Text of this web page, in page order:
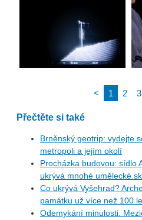
< 1 2 3
Přečtěte si také
Brněnský geotrip: vydejte
metropoli a jejím okolí
Procházka budovou: sídlo
ukrývá mnohé umělecké
Co ukrývá Vyšehrad?
památku už více než 100
Odemykání minulosti.